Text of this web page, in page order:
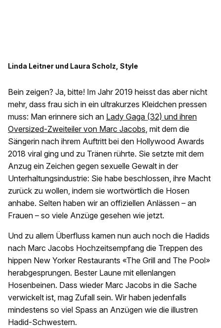
Linda Leitner und Laura Scholz, Style
Bein zeigen? Ja, bitte! Im Jahr 2019 heisst das aber nicht
mehr, dass frau sich in ein ultrakurzes Kleidchen pressen
muss: Man erinnere sich an Lady Gaga (32) und ihren
Oversized-Zweiteiler von Marc Jacobs, mit dem die
Sängerin nach ihrem Auftritt bei den Hollywood Awards
2018 viral ging und zu Tränen rührte. Sie setzte mit dem
Anzug ein Zeichen gegen sexuelle Gewalt in der
Unterhaltungsindustrie: Sie habe beschlossen, ihre Macht
zurück zu wollen, indem sie wortwörtlich die Hosen
anhabe. Selten haben wir an offiziellen Anlässen – an
Frauen – so viele Anzüge gesehen wie jetzt.
Und zu allem Überfluss kamen nun auch noch die Hadids
nach Marc Jacobs Hochzeitsempfang die Treppen des
hippen New Yorker Restaurants «The Grill and The Pool»
herabgesprungen. Bester Laune mit ellenlangen
Hosenbeinen. Dass wieder Marc Jacobs in die Sache
verwickelt ist, mag Zufall sein. Wir haben jedenfalls
mindestens so viel Spass an Anzügen wie die illustren
Hadid-Schwestern.